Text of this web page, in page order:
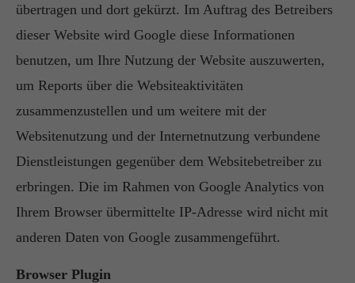
übertragen und dort gekürzt. Im Auftrag des Betreibers
dieser Website wird Google diese Informationen
benutzen, um Ihre Nutzung der Website auszuwerten,
um Reports über die Websiteaktivitäten
zusammenzustellen und um weitere mit der
Websitenutzung und der Internetnutzung verbundene
Dienstleistungen gegenüber dem Websitebetreiber zu
erbringen. Die im Rahmen von Google Analytics von
Ihrem Browser übermittelte IP-Adresse wird nicht mit
anderen Daten von Google zusammengeführt.
Browser Plugin